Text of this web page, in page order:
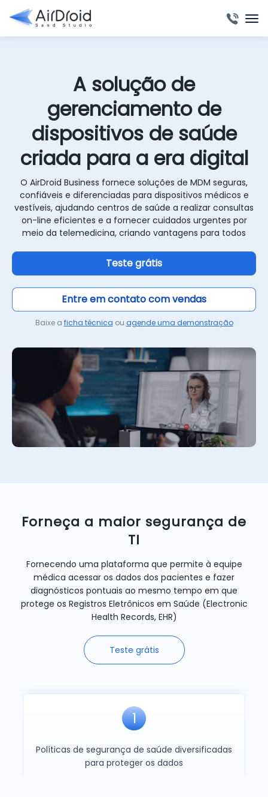
A solução de
gerenciamento de
dispositivos de saúde
criada para a era digital
O AirDroid Business fornece soluções de MDM seguras,
confiáveis e diferenciadas para dispositivos médicos e
vestíveis, ajudando centros de saúde a realizar consultas
on-line eficientes e a fornecer cuidados urgentes por
meio da telemedicina, criando vantagens para todos
Teste grátis
Entre em contato com vendas
Baixe a ficha técnica ou agende uma demonstração
Forneça a maior segurança de
TI
Fornecendo uma plataforma que permite à equipe
médica acessar os dados dos pacientes e fazer
diagnósticos pontuais ao mesmo tempo em que
protege os Registros Eletrônicos em Saúde (Electronic
Health Records, EHR)
Teste grátis
1
Políticas de segurança de saúde diversificadas
para proteger os dados